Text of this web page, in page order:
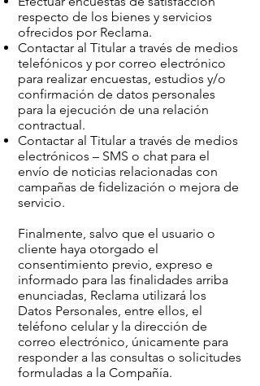
respecto de los bienes y servicios
ofrecidos por Reclama.
Contactar al Titular a través de medios
telefónicos y por correo electrónico
para realizar encuestas, estudios y/o
confirmación de datos personales
para la ejecución de una relación
contractual.
Contactar al Titular a través de medios
electrónicos – SMS o chat para el
envío de noticias relacionadas con
campañas de fidelización o mejora de
servicio.
Finalmente, salvo que el usuario o
cliente haya otorgado el
consentimiento previo, expreso e
informado para las finalidades arriba
enunciadas, Reclama utilizará los
Datos Personales, entre ellos, el
teléfono celular y la dirección de
correo electrónico, únicamente para
responder a las consultas o solicitudes
formuladas a la Compañía.